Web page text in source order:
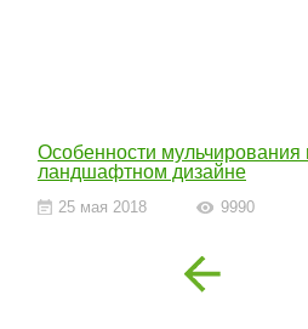
Особенности
ландшафтном дизайне
25 мая 2018 9990
Previous